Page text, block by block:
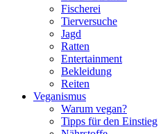
Fischerei
Tierversuche
Jagd
Ratten
Entertainment
Bekleidung
Reiten
Veganismus
Warum vegan?
Tipps für den Einstieg